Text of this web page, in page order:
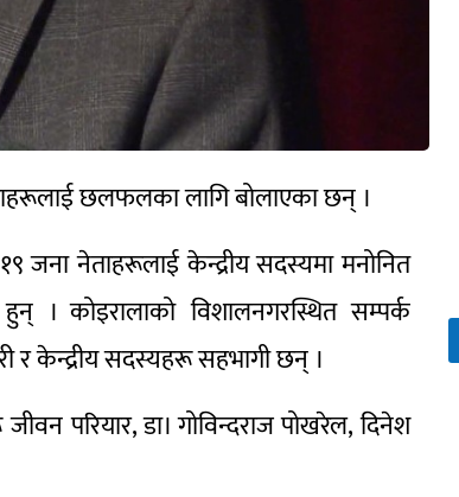
छलफलका लागि बोलाएका छन् ।
जना नेताहरूलाई केन्द्रीय सदस्यमा मनोनित
कोइरालाको विशालनगरस्थित सम्पर्क
र केन्द्रीय सदस्यहरू सहभागी छन् ।
परियार, डा। गोविन्दराज पोखरेल, दिनेश